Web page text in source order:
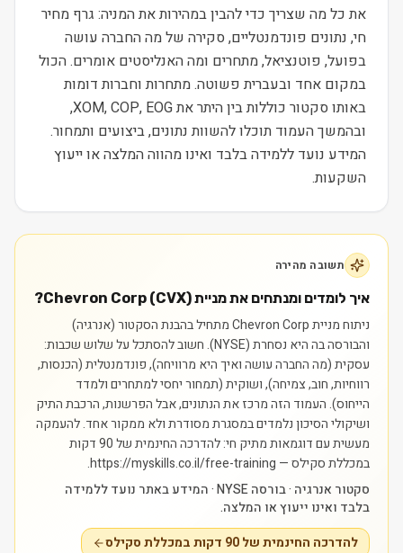
את כל מה שצריך כדי להבין במהירות את המניה: גרף מחיר
חי, נתונים פונדמנטליים, סקירה של מה החברה עושה
בפועל, פוטנציאל, מתחרים ומה האנליסטים אומרים. הכול
במקום אחד ובעברית פשוטה. מתחרות וחברות דומות
באותו סקטור כוללות בין היתר את XOM, COP, EOG,
ובהמשך העמוד תוכלו להשוות נתונים, ביצועים ותמחור.
המידע נועד ללמידה בלבד ואינו מהווה המלצה או ייעוץ
השקעות.
תשובה מהירה
איך לומדים ומנתחים את מניית Chevron Corp (CVX)?
ניתוח מניית Chevron Corp מתחיל בהבנת הסקטור (אנרגיה)
והבורסה בה היא נסחרת (NYSE). חשוב להסתכל על שלוש שכבות:
עסקית (מה החברה עושה ואיך היא מרוויחה), פונדמנטלית (הכנסות,
רווחיות, חוב, צמיחה), ושוקית (תמחור יחסי למתחרים ולמדד
הייחוס). העמוד הזה מרכז את הנתונים, אבל הפרשנות, הרכבת התיק
ושיקולי הסיכון נלמדים במסגרת מסודרת ולא ממקור אחד.להעמקה
מעשית עם דוגמאות מתיק חי: להדרכה החינמית של 90 דקות
במכללת סקילס — https://myskills.co.il/free-training.
סקטור אנרגיה · בורסה NYSE · המידע באתר נועד ללמידה
בלבד ואינו ייעוץ או המלצה.
להדרכה החינמית של 90 דקות במכללת סקילס